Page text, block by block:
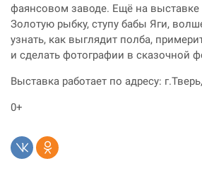
фаянсовом заводе. Ещё на
Золотую рыбку, ступу бабы Яги,
узнать, как выглядит полба,
и сделать фотографии в сказочной
Выставка работает по адресу:
0+